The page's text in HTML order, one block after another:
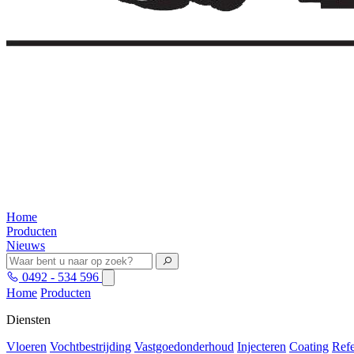
Home
Producten
Nieuws
0492 - 534 596
Home Producten
Diensten
Vloeren Vochtbestrijding Vastgoedonderhoud Injecteren Coating